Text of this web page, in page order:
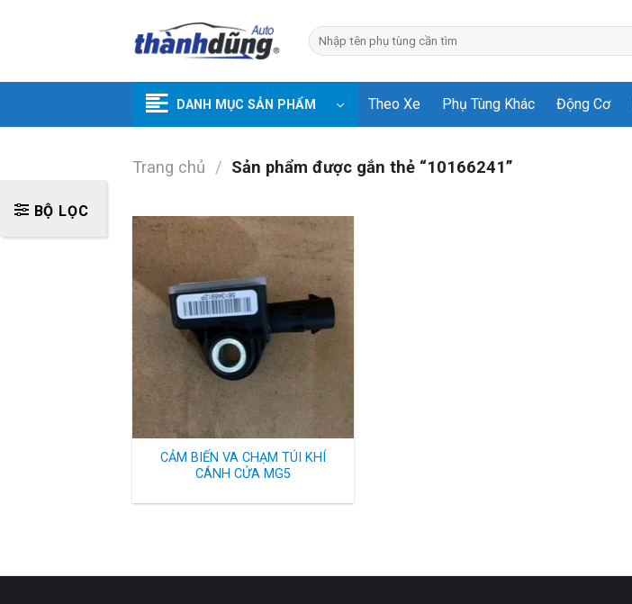
Tìm
kiếm:
DANH MỤC SẢN PHẨM Theo Xe Phụ Tùng Khác Động Cơ
Trang chủ / Sản phẩm được gắn thẻ “10166241”
BỘ LỌC
CẢM BIẾN VA CHẠM TÚI KHÍ
CÁNH CỬA MG5